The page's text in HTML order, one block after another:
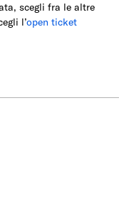
scegli fra le altre
l’open ticket